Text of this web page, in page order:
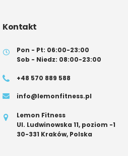
Kontakt
Pon - Pt: 06:00-23:00
Sob - Niedz: 08:00-23:00
+48 570 889 588
info@lemonfitness.pl
Lemon Fitness
Ul. Ludwinowska 11, poziom -1
30-331 Kraków, Polska